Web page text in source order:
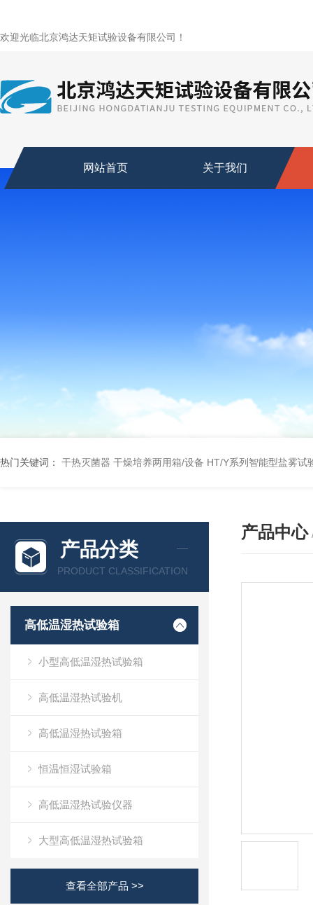
欢迎光临北京鸿达天矩试验设备有限公司！
网站首页 关于我们
热门关键词： 干热灭菌器 干燥培养两用箱/设备 HT/Y系列智能型盐雾试
产品分类
PRODUCT CLASSIFICATION
高低温湿热试验箱
小型高低温湿热试验箱
高低温湿热试验机
高低温湿热试验箱
恒温恒湿试验箱
高低温湿热试验仪器
大型高低温湿热试验箱
查看全部产品 >>
产品中心